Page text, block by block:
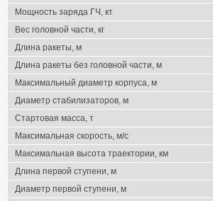
Мощность заряда ГЧ, кт
Вес головной части, кг
Длина ракеты, м
Длина ракеты без головной части, м
Максимальный диаметр корпуса, м
Диаметр стабилизаторов, м
Стартовая масса, т
Максимальная скорость, м/с
Максимальная высота траектории, км
Длина первой ступени, м
Диаметр первой ступени, м